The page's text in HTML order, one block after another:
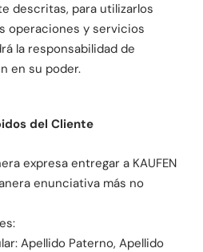
descritas, para utilizarlos
operaciones y servicios
la responsabilidad de
en su poder.
del Cliente
expresa entregar a KAUFEN
enunciativa más no
Apellido Paterno, Apellido